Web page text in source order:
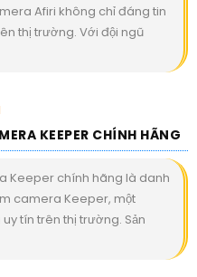
Afiri không chỉ đáng tin
thị trường. Với đội ngũ
KEEPER CHÍNH HÃNG
Keeper chính hãng là danh
camera Keeper, một
tín trên thị trường. Sản